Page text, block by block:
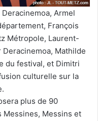
Armel
François
Métropole, Laurent-
Deracinemoa, Mathilde
du festival, et Dimitri
culturelle sur la
plus de 90
Messins et